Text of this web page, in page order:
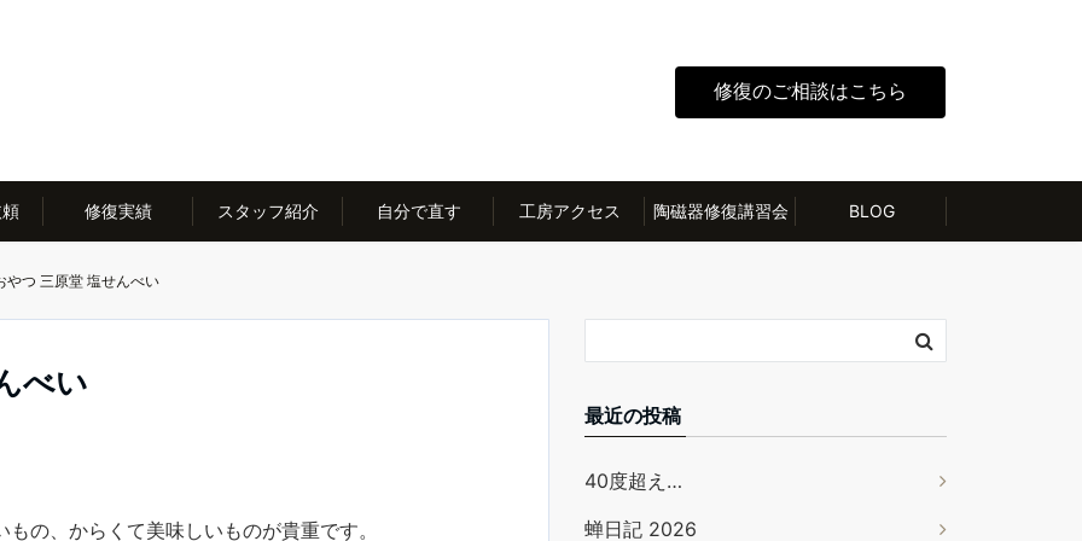
修復のご相談はこちら
修復実績 スタッフ紹介 自分で直す 工房アクセス 陶磁器修復講習会 BLOG
やつ 三原堂 塩せんべい
べい
の、からくて美味しいものが貴重です。
最近の投稿
40度超え…
蝉日記 2026